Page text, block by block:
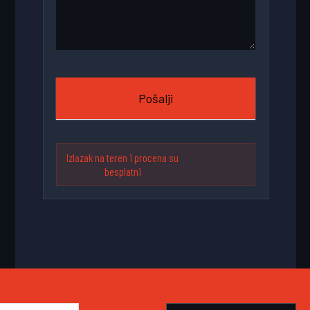
Pošalji
Izlazak na teren i procena su
besplatni